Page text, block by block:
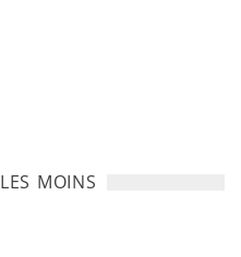
LES MOINS